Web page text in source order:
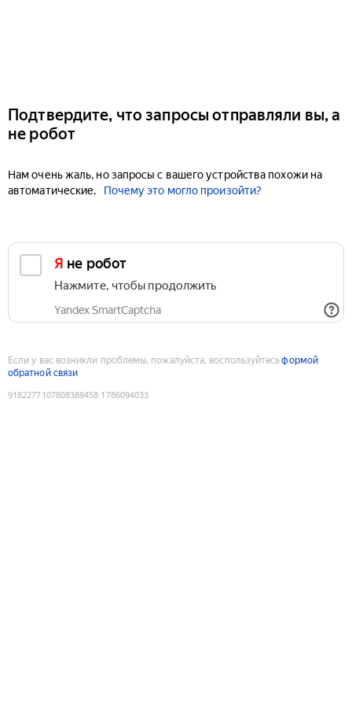
Подтвердите, что запросы отправляли вы, а
не робот
Нам очень жаль, но запросы с вашего устройства похожи на
автоматические.
Почему это могло произойти?
Я не робот
Нажмите, чтобы продолжить
Yandex SmartCaptcha
Если у вас возникли проблемы, пожалуйста, воспользуйтесьформой
обратной связи
9182277107808389458:1786094033